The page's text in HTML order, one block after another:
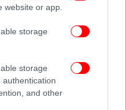
website or app.
storage
storage
authentication
and other